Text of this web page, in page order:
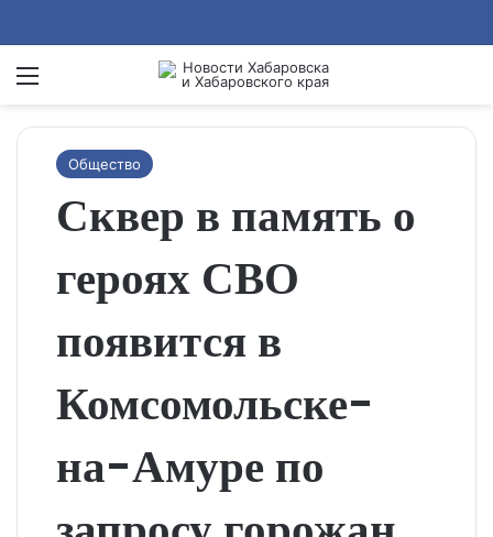
Menu
Общество
Сквер в память о
героях СВО
появится в
Комсомольске-
на-Амуре по